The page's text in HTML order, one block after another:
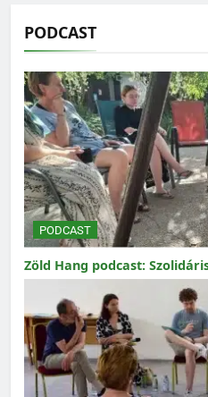
PODCAST
PODCAST
Zöld Hang podcast: